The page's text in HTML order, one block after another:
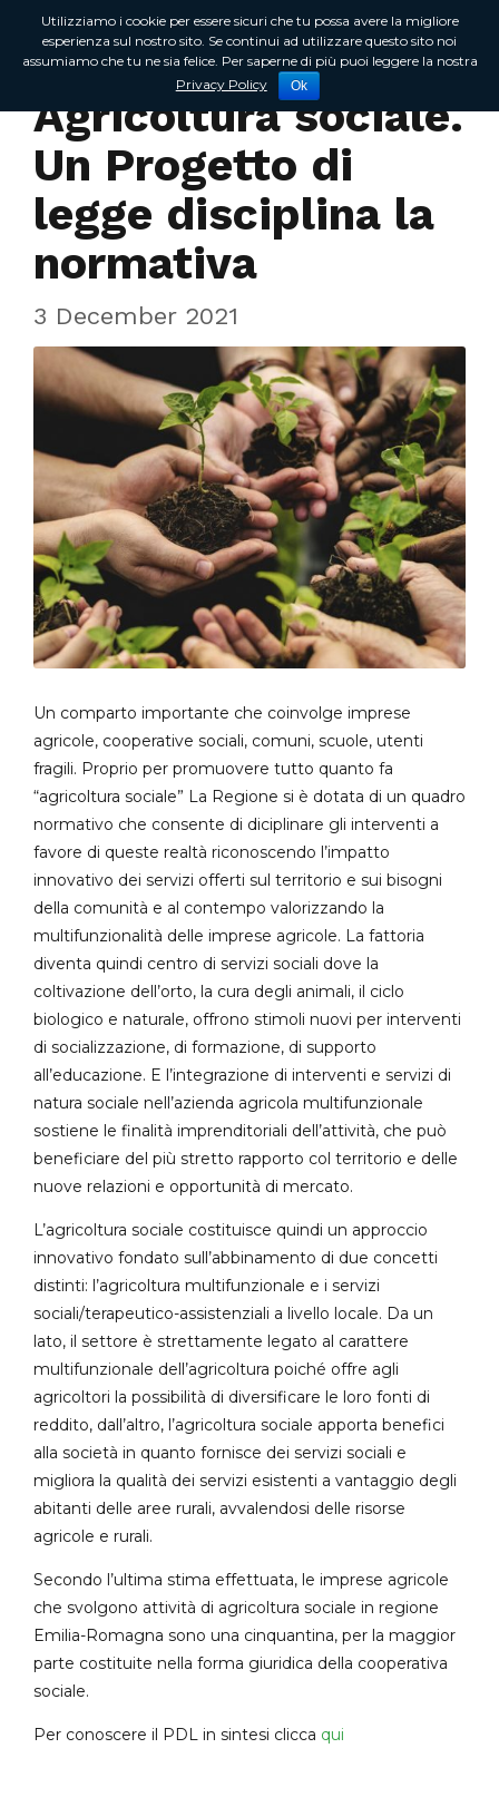
In Regione
Agricoltura sociale.
Un Progetto di
legge disciplina la
normativa
3 December 2021
Un comparto importante che coinvolge imprese
agricole, cooperative sociali, comuni, scuole, utenti
fragili. Proprio per promuovere tutto quanto fa
“agricoltura sociale” La Regione si è dotata di un quadro
normativo che consente di diciplinare gli interventi a
favore di queste realtà riconoscendo l’impatto
innovativo dei servizi offerti sul territorio e sui bisogni
della comunità e al contempo valorizzando la
multifunzionalità delle imprese agricole. La fattoria
diventa quindi centro di servizi sociali dove la
coltivazione dell’orto, la cura degli animali, il ciclo
biologico e naturale, offrono stimoli nuovi per interventi
di socializzazione, di formazione, di supporto
all’educazione. E l’integrazione di interventi e servizi di
natura sociale nell’azienda agricola multifunzionale
sostiene le finalità imprenditoriali dell’attività, che può
beneficiare del più stretto rapporto col territorio e delle
nuove relazioni e opportunità di mercato.
L’agricoltura sociale costituisce quindi un approccio
innovativo fondato sull’abbinamento di due concetti
distinti: l’agricoltura multifunzionale e i servizi
sociali/terapeutico-assistenziali a livello locale. Da un
lato, il settore è strettamente legato al carattere
multifunzionale dell’agricoltura poiché offre agli
agricoltori la possibilità di diversificare le loro fonti di
reddito, dall’altro, l’agricoltura sociale apporta benefici
alla società in quanto fornisce dei servizi sociali e
migliora la qualità dei servizi esistenti a vantaggio degli
abitanti delle aree rurali, avvalendosi delle risorse
agricole e rurali.
Secondo l’ultima stima effettuata, le imprese agricole
che svolgono attività di agricoltura sociale in regione
Emilia-Romagna sono una cinquantina, per la maggior
parte costituite nella forma giuridica della cooperativa
sociale.
Per conoscere il PDL in sintesi clicca qui
Utilizziamo i cookie per essere sicuri che tu possa avere la migliore
esperienza sul nostro sito. Se continui ad utilizzare questo sito noi
assumiamo che tu ne sia felice. Per saperne di più puoi leggere la nostra
Privacy Policy
Ok